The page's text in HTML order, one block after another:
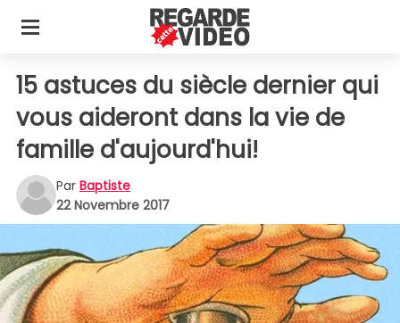
15 astuces du siècle dernier qui
vous aideront dans la vie de
famille d'aujourd'hui!
Par Baptiste
22 Novembre 2017